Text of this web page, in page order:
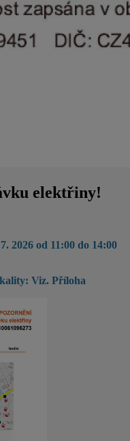
elektřiny!
2026 od 11:00 do 14:00
Viz. Příloha